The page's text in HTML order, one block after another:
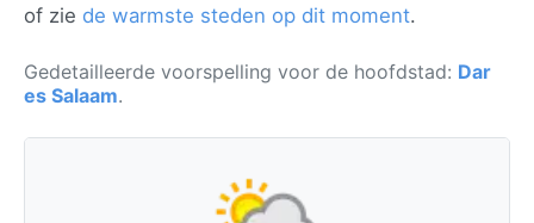
of zie de warmste steden op dit moment.
Gedetailleerde voorspelling voor de hoofdstad: Dar
es Salaam.